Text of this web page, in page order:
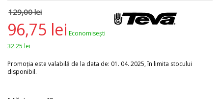
96,75 lei
129,00 lei
Economisești
32.25 lei
Promoția este valabilă de la data de: 01. 04. 2025, în limita stocului
disponibil.